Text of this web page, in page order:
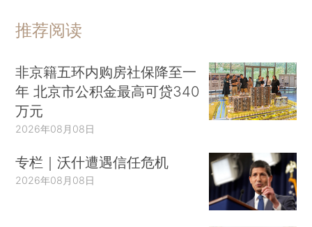
推荐阅读
非京籍五环内购房社保降至一
年 北京市公积金最高可贷340
万元
2026年08月08日
专栏｜沃什遭遇信任危机
2026年08月08日